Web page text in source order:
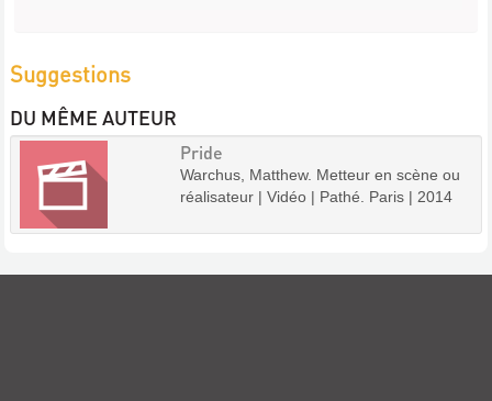
Suggestions
DU MÊME AUTEUR
Pride
Warchus, Matthew. Metteur en scène ou
réalisateur | Vidéo | Pathé. Paris | 2014